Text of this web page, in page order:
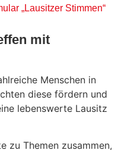
„Lausitzer Stimmen“
mit
Menschen in
diese fördern und
lebenswerte Lausitz
zu Themen zusammen,